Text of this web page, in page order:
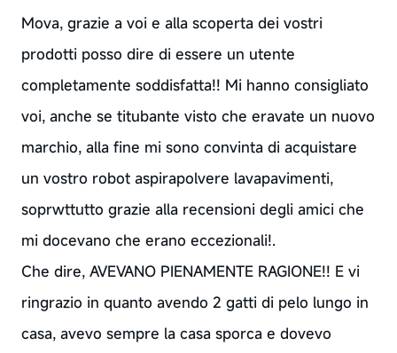
Mova, grazie a voi e alla scoperta dei vostri
prodotti posso dire di essere un utente
completamente soddisfatta!! Mi hanno consigliato
voi, anche se titubante visto che eravate un nuovo
marchio, alla fine mi sono convinta di acquistare
un vostro robot aspirapolvere lavapavimenti,
soprwttutto grazie alla recensioni degli amici che
mi docevano che erano eccezionali!.
Che dire, AVEVANO PIENAMENTE RAGIONE!! E vi
ringrazio in quanto avendo 2 gatti di pelo lungo in
casa, avevo sempre la casa sporca e dovevo